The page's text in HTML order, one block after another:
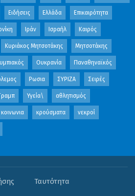
Ειδήσεις Ελλάδα Επικαιρότητα
Ιράν Ισραήλ Καιρός
Κυριάκος Μητσοτάκης Μητσοτάκης
Ουκρανία Παναθηναϊκός
Ρωσια ΣΥΡΙΖΑ Σειρές
Υγεία\ αθλητισμός
κοινωνια κρούσματα νεκροί
Ταυτότητα